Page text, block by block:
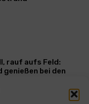
rauf aufs Feld:
genießen bei den